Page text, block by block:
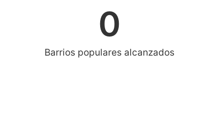
Barrios populares alcanzados
0